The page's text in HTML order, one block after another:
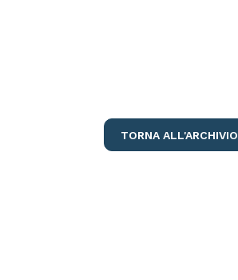
TORNA ALL'ARCHIVIO